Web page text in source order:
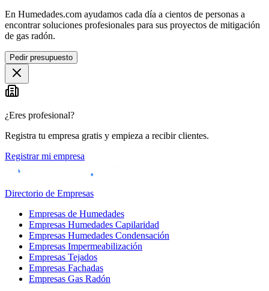
En Humedades.com ayudamos cada día a cientos de personas a
encontrar soluciones profesionales para sus proyectos de mitigación
de gas radón.
Pedir presupuesto
¿Eres profesional?
Registra tu empresa gratis y empieza a recibir clientes.
Registrar mi empresa
Directorio de Empresas
Empresas de Humedades
Empresas Humedades Capilaridad
Empresas Humedades Condensación
Empresas Impermeabilización
Empresas Tejados
Empresas Fachadas
Empresas Gas Radón